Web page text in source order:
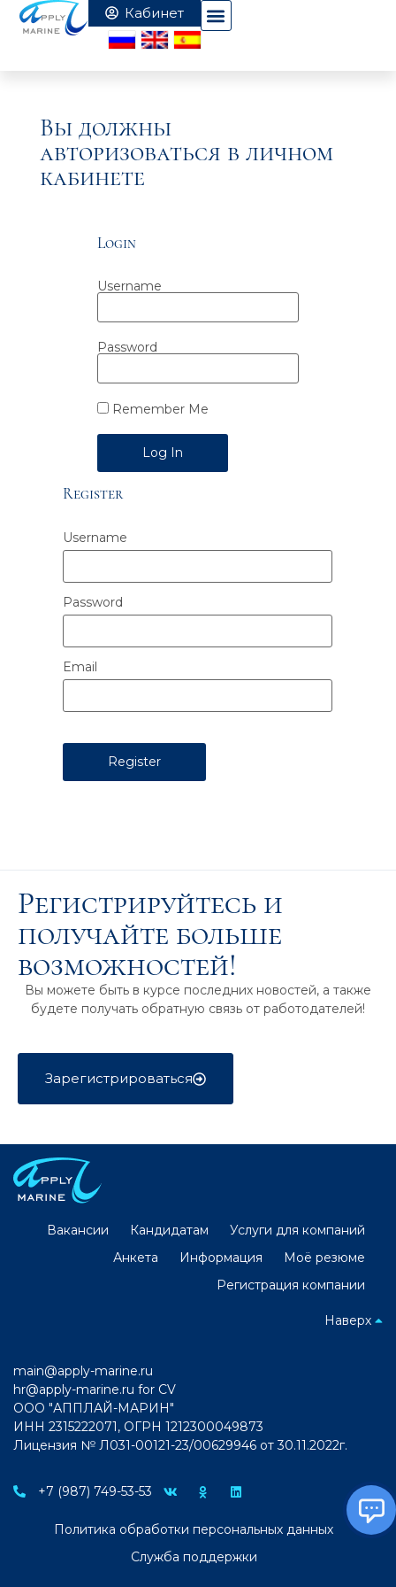
Вы должны
авторизоваться в личном
кабинете
Login
Username
Password
Remember Me
Alternative:
Register
Username
Password
Email
Регистрируйтесь и
получайте больше
возможностей!
Вы можете быть в курсе последних новостей, а также
будете получать обратную связь от работодателей!
Зарегистрироваться
Вакансии Кандидатам
Услуги для компаний
Анкета
Информация
Моё резюме
Регистрация компании
Наверх
main@apply-marine.ru
hr@apply-marine.ru for CV
ООО "АППЛАЙ-МАРИН"
ИНН 2315222071, ОГРН 1212300049873
Лицензия № Л031-00121-23/00629946 от 30.11.2022г.
+7 (987) 749-53-53
Политика обработки персональных данных
Служба поддержки